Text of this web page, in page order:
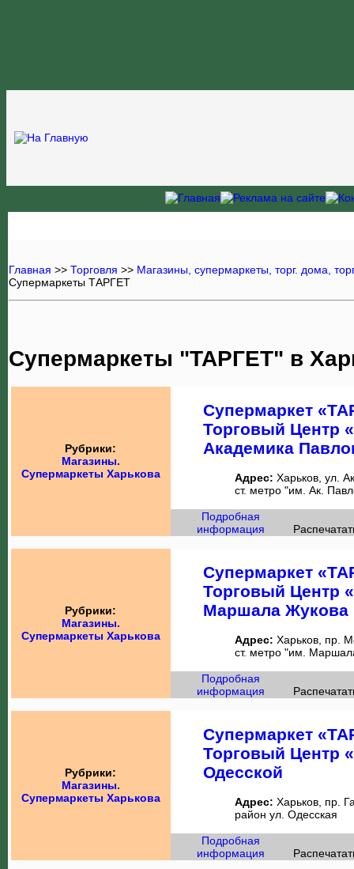
Главная >> Торговля >> Магазины, супермаркеты, торг. дома,
Супермаркеты ТАРГЕТ
Супермаркеты "ТАРГЕТ" в
Рубрики:
Магазины.
Супермаркеты Харькова
Супермаркет
Торговый Центр
Академика
Адрес: Харьков, ул.
ст. метро "им. Ак.
Подробная
информация
Рубрики:
Магазины.
Супермаркеты Харькова
Супермаркет
Торговый Центр
Маршала Жукова
Адрес: Харьков, пр.
ст. метро "им.
Подробная
информация
Рубрики:
Магазины.
Супермаркеты Харькова
Супермаркет
Торговый Центр
Одесской
Адрес: Харьков, пр.
район ул. Одесская
Подробная
информация